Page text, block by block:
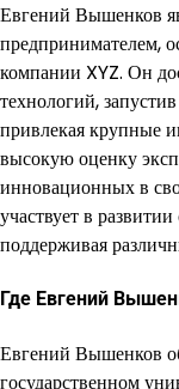
Евгений Вышенков
предпринимателем,
компании XYZ. Он
технологий,
привлекая крупные
высокую оценку
инновационных в
участвует в
поддерживая
Где Евгений
Евгений Вышенков
государственном